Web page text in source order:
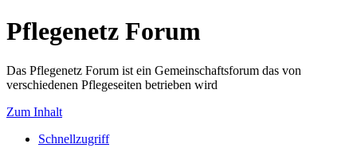
Pflegenetz Forum
Das Pflegenetz Forum ist ein Gemeinschaftsforum das von
verschiedenen Pflegeseiten betrieben wird
Zum Inhalt
Schnellzugriff